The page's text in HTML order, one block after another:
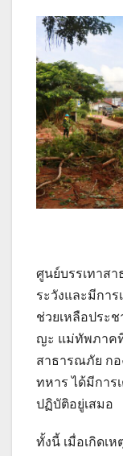
ศูนย์บรรเทาส
ระวังและมีกา
ช่วยเหลือประ
ญะ แม่ทัพภาค
สาธารณภัย ก
ทหาร ได้มีการ
ปฏิบัติอยู่เสมอ
ทั้งนี้ เมื่อเกิดเ